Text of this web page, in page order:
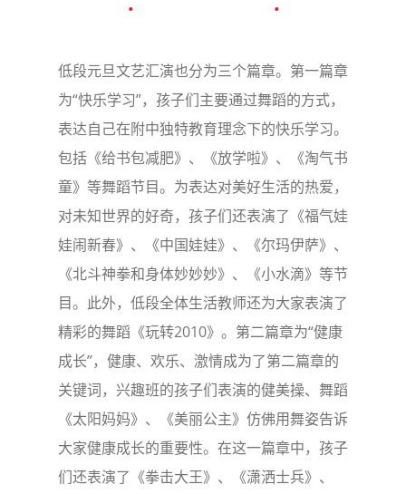
低段元旦文艺汇演也分为三个篇章。第一篇章
为“快乐学习”，孩子们主要通过舞蹈的方式，
表达自己在附中独特教育理念下的快乐学习。
包括《给书包减肥》、《放学啦》、《淘气书
童》等舞蹈节目。为表达对美好生活的热爱，
对未知世界的好奇，孩子们还表演了《福气娃
娃闹新春》、《中国娃娃》、《尔玛伊萨》、
《北斗神拳和身体妙妙妙》、《小水滴》等节
目。此外，低段全体生活教师还为大家表演了
精彩的舞蹈《玩转2010》。第二篇章为“健康
成长”，健康、欢乐、激情成为了第二篇章的
关键词，兴趣班的孩子们表演的健美操、舞蹈
《太阳妈妈》、《美丽公主》仿佛用舞姿告诉
大家健康成长的重要性。在这一篇章中，孩子
们还表演了《拳击大王》、《潇洒士兵》、